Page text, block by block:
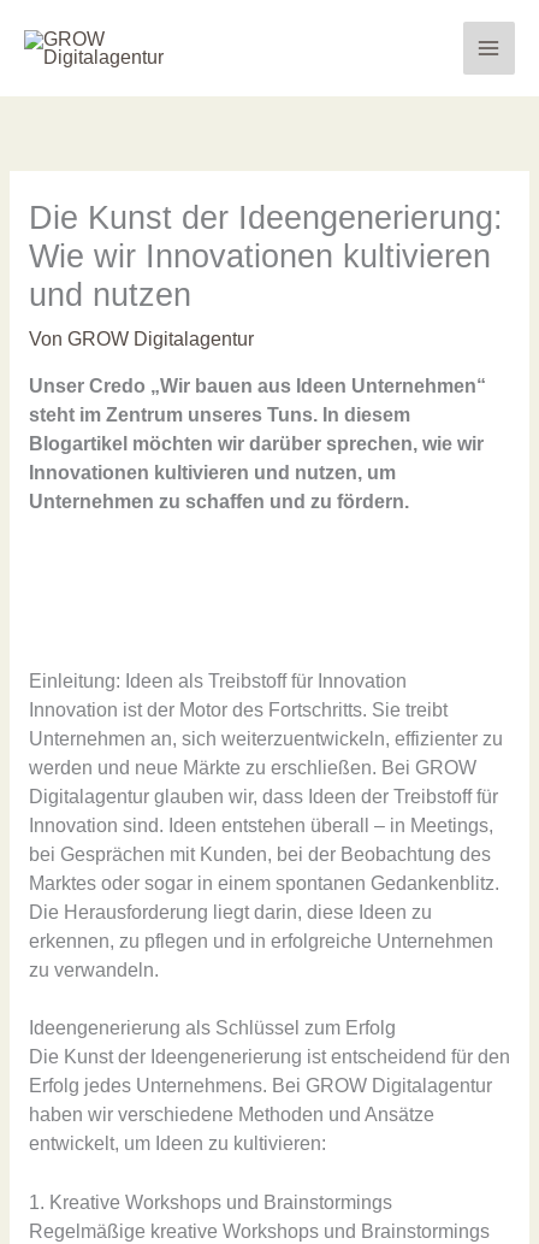
Inhalt
springen
Die Kunst der Ideengenerierung:
Wie wir Innovationen kultivieren
und nutzen
Von GROW Digitalagentur
Unser Credo „Wir bauen aus Ideen Unternehmen“
steht im Zentrum unseres Tuns. In diesem
Blogartikel möchten wir darüber sprechen, wie wir
Innovationen kultivieren und nutzen, um
Unternehmen zu schaffen und zu fördern.
Einleitung: Ideen als Treibstoff für Innovation
Innovation ist der Motor des Fortschritts. Sie treibt
Unternehmen an, sich weiterzuentwickeln, effizienter zu
werden und neue Märkte zu erschließen. Bei GROW
Digitalagentur glauben wir, dass Ideen der Treibstoff für
Innovation sind. Ideen entstehen überall – in Meetings,
bei Gesprächen mit Kunden, bei der Beobachtung des
Marktes oder sogar in einem spontanen Gedankenblitz.
Die Herausforderung liegt darin, diese Ideen zu
erkennen, zu pflegen und in erfolgreiche Unternehmen
zu verwandeln.
Ideengenerierung als Schlüssel zum Erfolg
Die Kunst der Ideengenerierung ist entscheidend für den
Erfolg jedes Unternehmens. Bei GROW Digitalagentur
haben wir verschiedene Methoden und Ansätze
entwickelt, um Ideen zu kultivieren:
1. Kreative Workshops und Brainstormings
Regelmäßige kreative Workshops und Brainstormings